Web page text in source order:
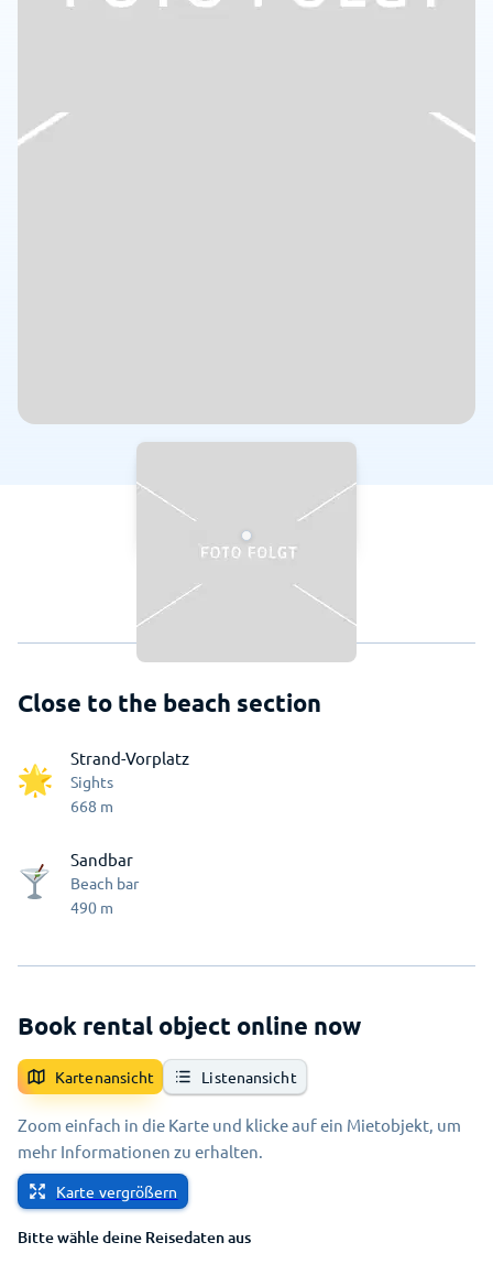
Close to the beach section
Strand-Vorplatz
Sights
668 m
Sandbar
Beach bar
490 m
Book rental object online now
Kartenansicht Listenansicht
Zoom einfach in die Karte und klicke auf ein Mietobjekt, um
mehr Informationen zu erhalten.
Karte vergrößern
Bitte wähle deine Reisedaten aus